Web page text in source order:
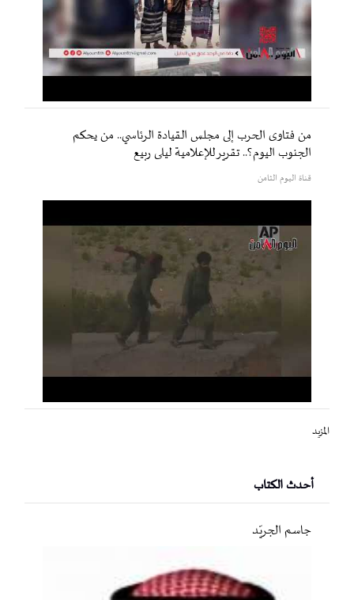
من فتاوى الحرب إلى مجلس القيادة الرئاسي.. من يحكم
الجنوب اليوم؟.. تقرير للإعلامية ليلى ربيع
قناة اليوم الثامن
المزيد
أحدث الكتاب
جاسم الجريّد